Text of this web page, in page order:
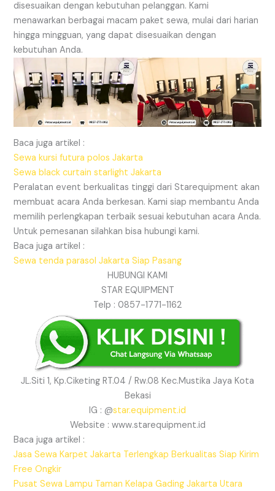
disesuaikan dengan kebutuhan pelanggan. Kami
menawarkan berbagai macam paket sewa, mulai dari harian
hingga mingguan, yang dapat disesuaikan dengan
kebutuhan Anda.
Baca juga artikel :
Sewa kursi futura polos Jakarta
Sewa black curtain starlight Jakarta
Peralatan event berkualitas tinggi dari Starequipment akan
membuat acara Anda berkesan. Kami siap membantu Anda
memilih perlengkapan terbaik sesuai kebutuhan acara Anda.
Untuk pemesanan silahkan bisa hubungi kami.
Baca juga artikel :
Sewa tenda parasol Jakarta Siap Pasang
HUBUNGI KAMI
STAR EQUIPMENT
Telp : 0857-1771-1162
JL.Siti 1, Kp.Ciketing RT.04 / Rw.08 Kec.Mustika Jaya Kota
Bekasi
IG : @star.equipment.id
Website : www.starequipment.id
Baca juga artikel :
Jasa Sewa Karpet Jakarta Terlengkap Berkualitas Siap Kirim
Free Ongkir
Pusat Sewa Lampu Taman Kelapa Gading Jakarta Utara